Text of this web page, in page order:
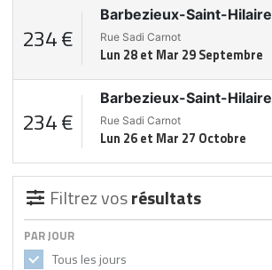
234 €
Barbezieux-Saint-Hilaire
Rue Sadi Carnot
Lun 28 et Mar 29 Septembre
234 €
Barbezieux-Saint-Hilaire
Rue Sadi Carnot
Lun 26 et Mar 27 Octobre
Filtrez vosrésultats
PAR JOUR
Tous les jours